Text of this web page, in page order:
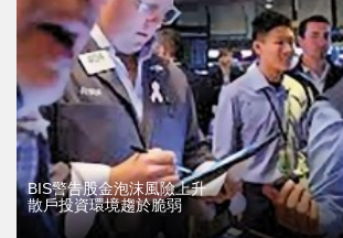
BIS警告股金泡沫風險上升
散戶投資環境趨於脆弱